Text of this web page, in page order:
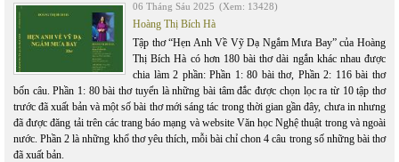
06 Tháng Sáu 2025 (Xem: 13428)
Hoàng Thị Bích Hà
Tập thơ “Hẹn Anh Về Vỹ Dạ Ngắm Mưa Bay” của Hoàng
Thị Bích Hà có hơn 180 bài thơ dài ngắn khác nhau được
chia làm 2 phần: Phần 1: 80 bài thơ, Phần 2: 116 bài thơ
bốn câu. Phần 1: 80 bài thơ tuyển là những bài tâm đắc được chọn lọc ra từ 10 tập thơ
trước đã xuất bản và một số bài thơ mới sáng tác trong thời gian gần đây, chưa in nhưng
đã được đăng tải trên các trang báo mạng và website Văn học Nghệ thuật trong và ngoài
nước. Phần 2 là những khổ thơ yêu thích, mỗi bài chỉ chon 4 câu trong số những bài thơ
đã xuất bản.